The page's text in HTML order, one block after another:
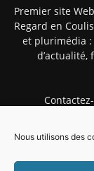
Nous utilisons des
Premier site
Regard en
et plurimédia :
d’actualité,